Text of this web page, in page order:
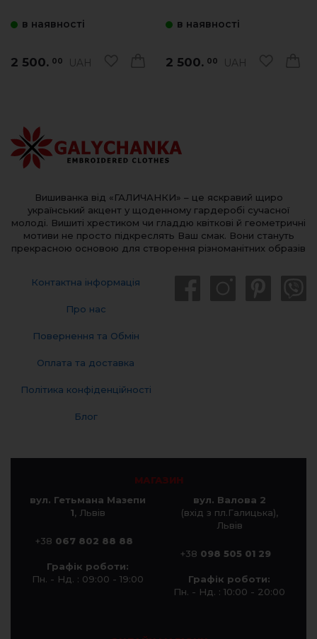
в наявності
2 500. 00 UAH
в наявності
2 500. 00 UAH
Вишиванка від «ГАЛИЧАНКИ» – це яскравий щиро
український акцент у щоденному гардеробі сучасної
молоді. Вишиті хрестиком чи гладдю квіткові й геометричні
мотиви не просто підкреслять Ваш смак. Вони стануть
прекрасною основою для створення різноманітних образів
Контактна інформація
Про нас
Повернення та Обмін
Оплата та доставка
Політика конфіденційності
Блог
МАГАЗИН
вул. Гетьмана Мазепи
1, Львів
+38 067 802 88 88
Графік роботи:
Пн. - Нд. : 09:00 - 19:00
вул. Валова 2
(вхід з пл.Галицька),
Львів
+38 098 505 01 29
Графік роботи:
Пн. - Нд. : 10:00 - 20:00